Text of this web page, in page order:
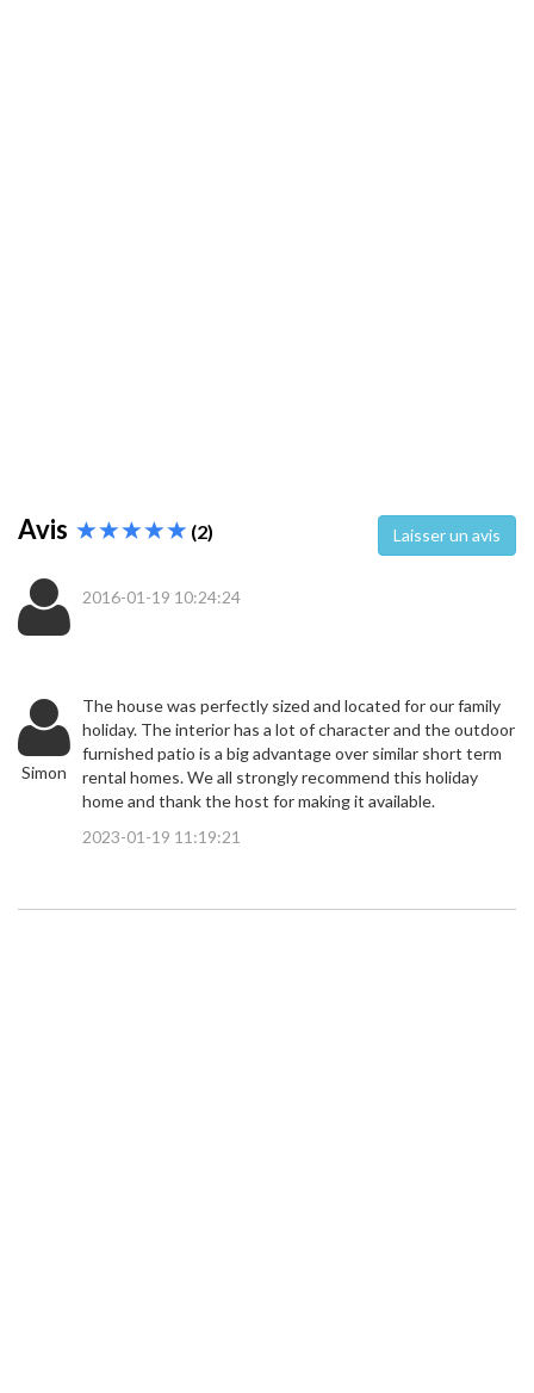
Avis (2) Laisser un avis
2016-01-19 10:24:24
Simon
The house was perfectly sized and located for our family
holiday. The interior has a lot of character and the outdoor
furnished patio is a big advantage over similar short term
rental homes. We all strongly recommend this holiday
home and thank the host for making it available.
2023-01-19 11:19:21